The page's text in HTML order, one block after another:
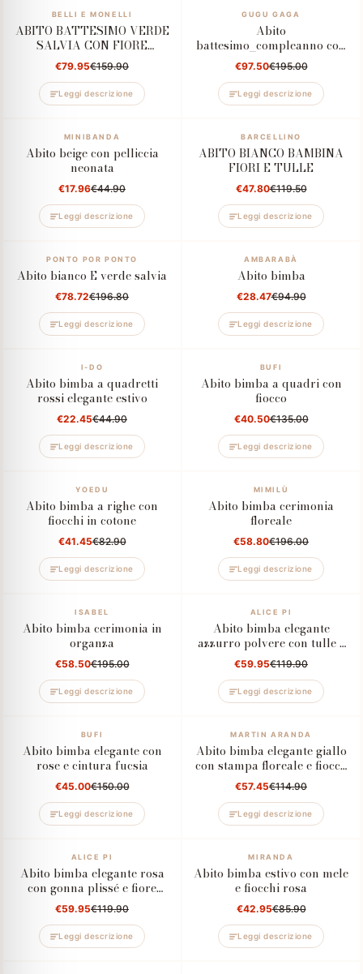
BELLI E MONELLI
ABITO BATTESIMO VERDE
SALVIA CON FIORE
CENTRALE
€79.95€159.90
Leggi descrizione
GUGU GAGA
Abito
battesimo_compleanno con
fiocchi
€97.50€195.00
Leggi descrizione
MINIBANDA
Abito beige con pelliccia
neonata
€17.96€44.90
Leggi descrizione
BARCELLINO
ABITO BIANCO BAMBINA
FIORI E TULLE
€47.80€119.50
Leggi descrizione
PONTO POR PONTO
Abito bianco E verde salvia
€78.72€196.80
Leggi descrizione
AMBARABÀ
Abito bimba
€28.47€94.90
Leggi descrizione
I-DO
Abito bimba a quadretti
rossi elegante estivo
€22.45€44.90
Leggi descrizione
BUFI
Abito bimba a quadri con
fiocco
€40.50€135.00
Leggi descrizione
YOEDU
Abito bimba a righe con
fiocchi in cotone
€41.45€82.90
Leggi descrizione
MIMILÙ
Abito bimba cerimonia
floreale
€58.80€196.00
Leggi descrizione
ISABEL
Abito bimba cerimonia in
organza
€58.50€195.00
Leggi descrizione
ALICE PI
Abito bimba elegante
azzurro polvere con tulle e
fiore applicato
€59.95€119.90
Leggi descrizione
BUFI
Abito bimba elegante con
rose e cintura fucsia
€45.00€150.00
Leggi descrizione
MARTIN ARANDA
Abito bimba elegante giallo
con stampa floreale e fiocco
in vi
€57.45€114.90
Leggi descrizione
ALICE PI
Abito bimba elegante rosa
con gonna plissé e fiore
applicato
€59.95€119.90
Leggi descrizione
MIRANDA
Abito bimba estivo con mele
e fiocchi rosa
€42.95€85.90
Leggi descrizione
No, I'm not Yes, I am